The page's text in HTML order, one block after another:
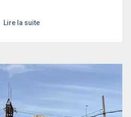
Lire la suite